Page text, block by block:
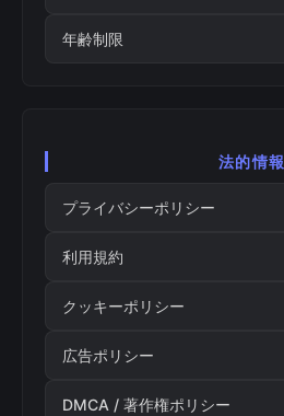
年齢制限
法的情報
プライバシーポリシー
利用規約
クッキーポリシー
広告ポリシー
DMCA / 著作権ポリシー